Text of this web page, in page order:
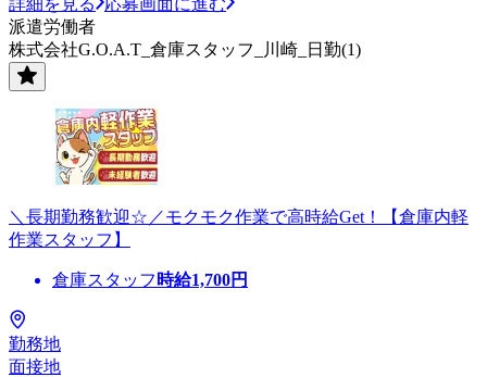
派遣労働者
株式会社G.O.A.T_倉庫スタッフ_川崎_日勤(1)
＼長期勤務歓迎☆／モクモク作業で高時給Get！【倉庫内軽
作業スタッフ】
倉庫スタッフ 時給1,700円
勤務地
面接地